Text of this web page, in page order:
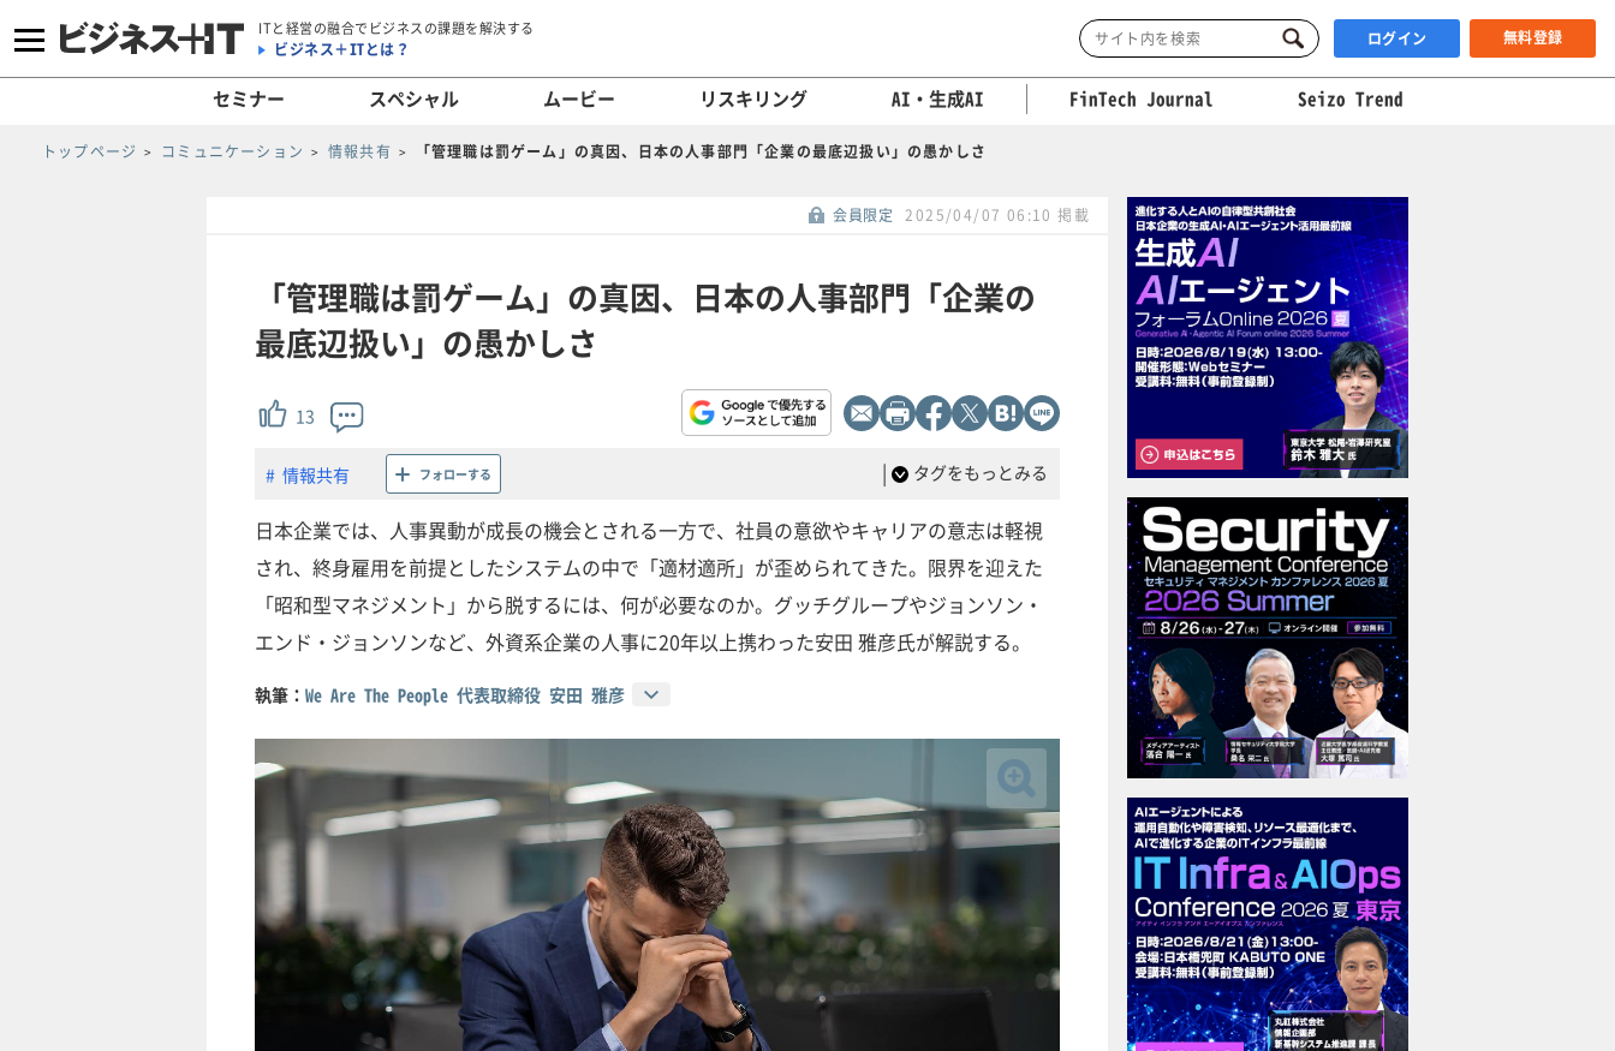
ITと経営の融合でビジネスの課題を解決する
ビジネス＋ITとは？ ログイン 無料登録
セミナー スペシャル ムービー リスキリング AI・生成AI FinTech Journal Seizo Trend
トップページ コミュニケーション 情報共有 「管理職は罰ゲーム」の真因、日本の人事部門「企業の最底辺扱い」の愚かしさ
会員限定 2025/04/07 06:10 掲載
「管理職は罰ゲーム」の真因、日本の人事部門「企業の
最底辺扱い」の愚かしさ
13
情報共有 フォローする | タグをもっとみる
日本企業では、人事異動が成長の機会とされる一方で、社員の意欲やキャリアの意志は軽視
され、終身雇用を前提としたシステムの中で「適材適所」が歪められてきた。限界を迎えた
「昭和型マネジメント」から脱するには、何が必要なのか。グッチグループやジョンソン・
エンド・ジョンソンなど、外資系企業の人事に20年以上携わった安田 雅彦氏が解説する。
執筆： We Are The People 代表取締役 安田 雅彦